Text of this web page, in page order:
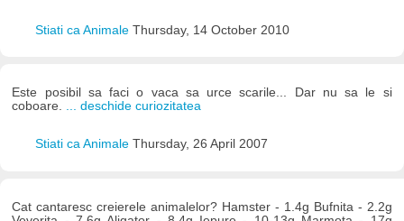
Stiati ca Animale Thursday, 14 October 2010
Este posibil sa faci o vaca sa urce scarile... Dar nu sa le si
coboare. ... deschide curiozitatea
Stiati ca Animale Thursday, 26 April 2007
Cat cantaresc creierele animalelor? Hamster - 1.4g Bufnita - 2.2g